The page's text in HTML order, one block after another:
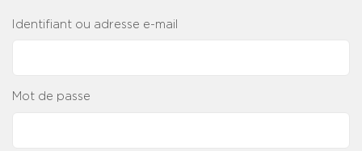
Identifiant ou adresse e-mail
Mot de passe